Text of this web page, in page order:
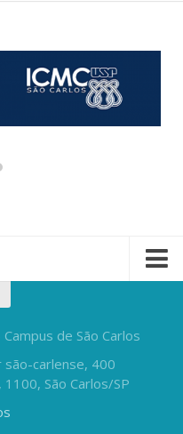
de São Carlos
são-carlense, 400
São Carlos/SP